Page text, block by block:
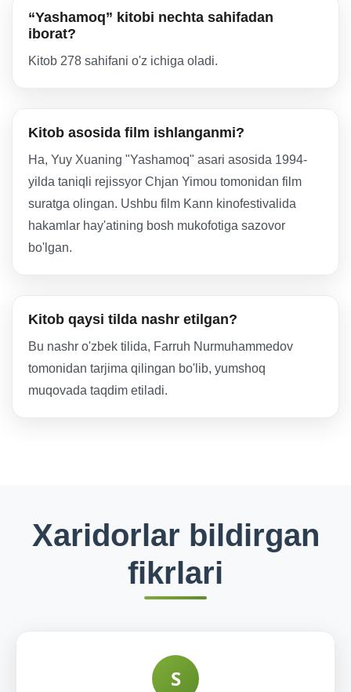
“Yashamoq” kitobi nechta sahifadan
iborat?
Kitob 278 sahifani o'z ichiga oladi.
Kitob asosida film ishlanganmi?
Ha, Yuy Xuaning "Yashamoq" asari asosida 1994-
yilda taniqli rejissyor Chjan Yimou tomonidan film
suratga olingan. Ushbu film Kann kinofestivalida
hakamlar hay'atining bosh mukofotiga sazovor
bo'lgan.
Kitob qaysi tilda nashr etilgan?
Bu nashr o'zbek tilida, Farruh Nurmuhammedov
tomonidan tarjima qilingan bo'lib, yumshoq
muqovada taqdim etiladi.
Xaridorlar bildirgan
fikrlari
S